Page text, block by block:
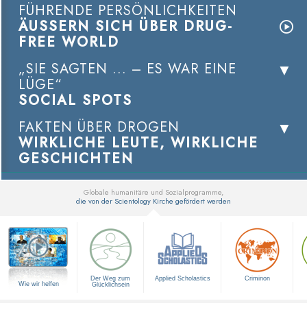
FÜHRENDE PERSÖNLICHKEITEN
ÄUSSERN SICH ÜBER DRUG-
FREE WORLD
„SIE SAGTEN ... – ES WAR EINE
LÜGE“
SOCIAL SPOTS
FAKTEN ÜBER DROGEN
WIRKLICHE LEUTE, WIRKLICHE
GESCHICHTEN
Globale humanitäre und Sozialprogramme,
die von der Scientology Kirche gefördert werden
Wie wir helfen
Der Weg zum
Glücklichsein
Applied Scholastics Criminon